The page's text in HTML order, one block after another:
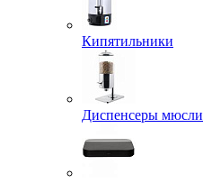
Кипятильники
Диспенсеры мюсли